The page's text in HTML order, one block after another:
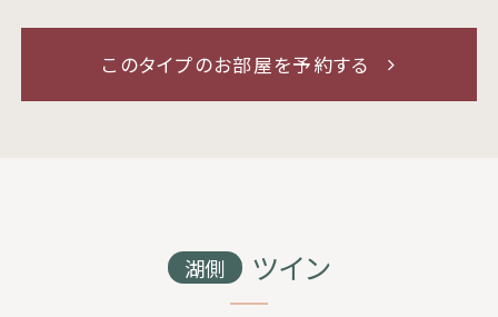
このタイプのお部屋を予約する
湖側 ツイン